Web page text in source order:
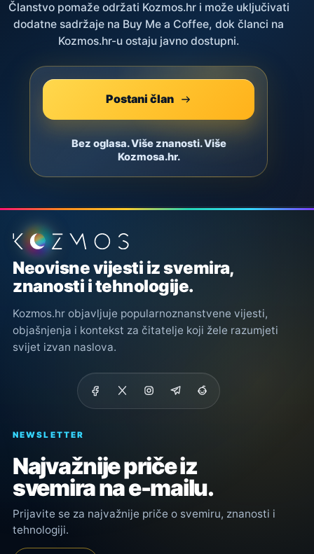
Članstvo pomaže održati Kozmos.hr i može uključivati
dodatne sadržaje na Buy Me a Coffee, dok članci na
Kozmos.hr-u ostaju javno dostupni.
Postani član
Bez oglasa. Više znanosti. Više
Kozmosa.hr.
Podnožje stranice
Neovisne vijesti iz svemira,
znanosti i tehnologije.
Kozmos.hr objavljuje popularnoznanstvene vijesti,
objašnjenja i kontekst za čitatelje koji žele razumjeti
svijet izvan naslova.
NEWSLETTER
Najvažnije priče iz
svemira na e-mailu.
Prijavite se za najvažnije priče o svemiru, znanosti i
tehnologiji.